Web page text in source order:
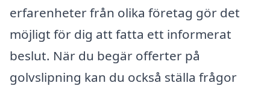
erfarenheter från olika företag gör det
möjligt för dig att fatta ett informerat
beslut. När du begär offerter på
golvslipning kan du också ställa frågor